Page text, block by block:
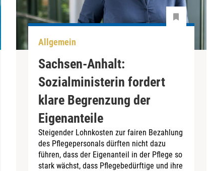
Allgemein
Sachsen-Anhalt:
Sozialministerin fordert
klare Begrenzung der
Eigenanteile
Steigender Lohnkosten zur fairen Bezahlung
des Pflegepersonals dürften nicht dazu
führen, dass der Eigenanteil in der Pflege so
stark wächst, dass Pflegebedürftige und ihre